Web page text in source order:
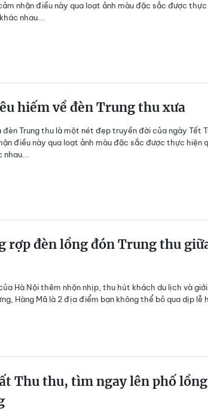
nhận điều này qua loạt ảnh màu đặc sắc được thực
nhau...
hiếm về đèn Trung thu xưa
Trung thu là một nét đẹp truyền đời của ngày Tết
điều này qua loạt ảnh màu đặc sắc được thực hiện
rợp đèn lồng đón Trung thu
Hà Nội thêm nhộn nhịp, thu hút khách du lịch và
Hàng Mã là 2 địa điểm bạn không thể bỏ qua dịp lễ
Thu thu, tìm ngay lên phố lồng